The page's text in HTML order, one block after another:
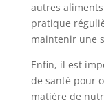
autres
pratique
maintenir une
Enfin, il est
de santé pour
matière de